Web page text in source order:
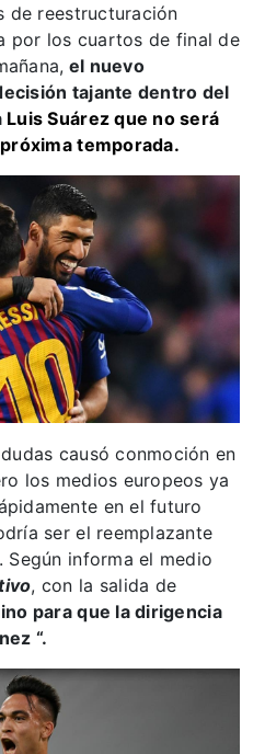
de reestructuración
por los cuartos de final de
el nuevo
tajante dentro del
Luis Suárez que no será
temporada.
causó conmoción en
los medios europeos ya
en el futuro
ser el reemplazante
informa el medio
, con la salida de
para que la dirigencia
“.